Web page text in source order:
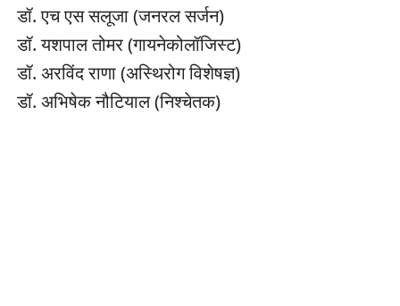
डॉ. एच एस सलूजा (जनरल सर्जन)
डॉ. यशपाल तोमर (गायनेकोलॉजिस्ट)
डॉ. अरविंद राणा (अस्थिरोग विशेषज्ञ)
डॉ. अभिषेक नौटियाल (निश्चेतक)